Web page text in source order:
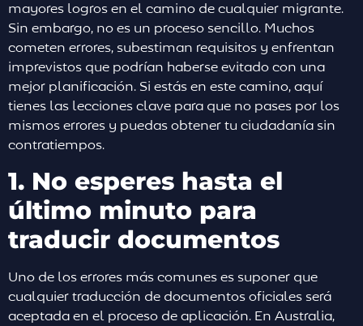
mayores logros en el camino de cualquier migrante.
Sin embargo, no es un proceso sencillo. Muchos
cometen errores, subestiman requisitos y enfrentan
imprevistos que podrían haberse evitado con una
mejor planificación. Si estás en este camino, aquí
tienes las lecciones clave para que no pases por los
mismos errores y puedas obtener tu ciudadanía sin
contratiempos.
1. No esperes hasta el
último minuto para
traducir documentos
Uno de los errores más comunes es suponer que
cualquier traducción de documentos oficiales será
aceptada en el proceso de aplicación. En Australia,